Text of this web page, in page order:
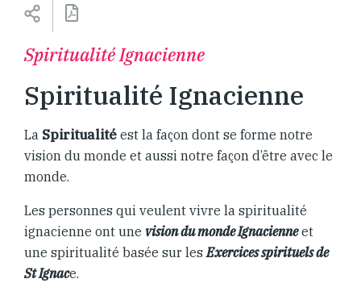
Spiritualité Ignacienne
Spiritualité Ignacienne
La Spiritualité est la façon dont se forme notre
vision du monde et aussi notre façon d’être avec le
monde.
Les personnes qui veulent vivre la spiritualité
ignacienne ont une vision du monde Ignacienneet
une spiritualité basée sur lesExercices spirituels de
St Ignace.